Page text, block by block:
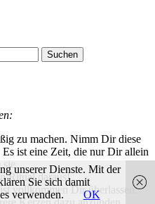
zu machen. Nimm Dir diese
ist eine Zeit, die nur Dir allein
sie.
Ritual daraus!
vollkommen Dir überlassen.
unserer Dienste. Mit der
Sie sich damit
verwenden.
OK